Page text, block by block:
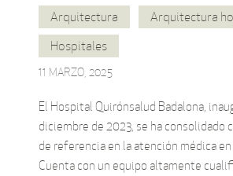
Arquitectura
Arquitectura
Hospitales
11 MARZO, 2025
El Hospital Quirónsalud Badalona,
diciembre de 2023, se ha consolidado
de referencia en la atención médica en
Cuenta con un equipo altamente